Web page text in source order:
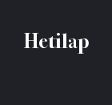
Hetilap